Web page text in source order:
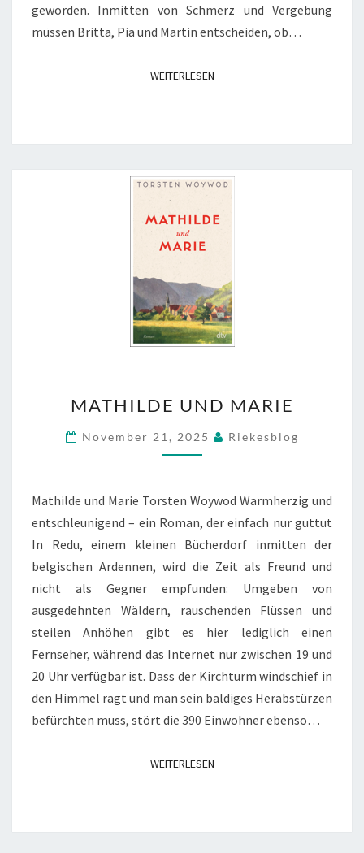
geworden. Inmitten von Schmerz und Vergebung
müssen Britta, Pia und Martin entscheiden, ob…
WEITERLESENWEITERLESEN
UND
MARIE
MATHILDE UND MARIE
November 21, 2025 Riekesblog
Mathilde und Marie Torsten Woywod Warmherzig und
entschleunigend – ein Roman, der einfach nur guttut
In Redu, einem kleinen Bücherdorf inmitten der
belgischen Ardennen, wird die Zeit als Freund und
nicht als Gegner empfunden: Umgeben von
ausgedehnten Wäldern, rauschenden Flüssen und
steilen Anhöhen gibt es hier lediglich einen
Fernseher, während das Internet nur zwischen 19 und
20 Uhr verfügbar ist. Dass der Kirchturm windschief in
den Himmel ragt und man sein baldiges Herabstürzen
befürchten muss, stört die 390 Einwohner ebenso…
WEITERLESENWEITERLESEN